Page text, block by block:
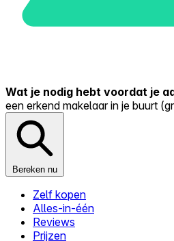
Wat je nodig hebt voordat je
een erkend makelaar in je buurt
Bereken nu
Zelf kopen
Alles-in-één
Reviews
Prijzen